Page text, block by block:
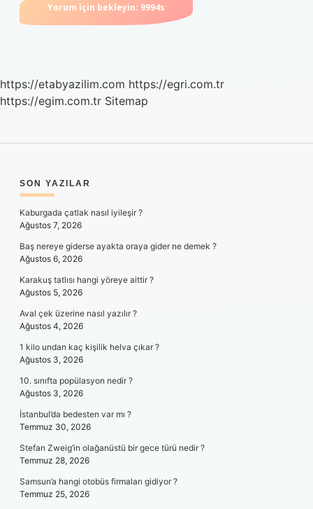
https://etabyazilim.com https://egri.com.tr
https://egim.com.tr Sitemap
SIDEBAR
SON YAZILAR
Kaburgada çatlak nasıl iyileşir ?
Ağustos 7, 2026
Baş nereye giderse ayakta oraya gider ne demek ?
Ağustos 6, 2026
Karakuş tatlısı hangi yöreye aittir ?
Ağustos 5, 2026
Aval çek üzerine nasıl yazılır ?
Ağustos 4, 2026
1 kilo undan kaç kişilik helva çıkar ?
Ağustos 3, 2026
10. sınıfta popülasyon nedir ?
Ağustos 3, 2026
İstanbul’da bedesten var mı ?
Temmuz 30, 2026
Stefan Zweig’in olağanüstü bir gece türü nedir ?
Temmuz 28, 2026
Samsun’a hangi otobüs firmaları gidiyor ?
Temmuz 25, 2026